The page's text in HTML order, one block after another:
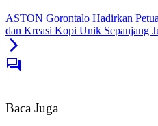
ASTON Gorontalo Hadirkan
dan Kreasi Kopi Unik Sepanjang
Baca Juga